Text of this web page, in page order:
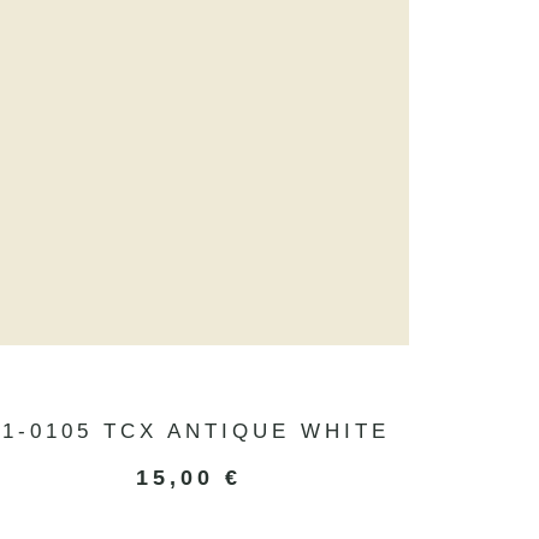
0105 TCX ANTIQUE WHITE
15,00€